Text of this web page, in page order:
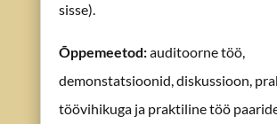
sisse).
Õppemeetod:auditoorne töö,
demonstatsioonid, diskussioon,
töövihikuga ja praktiline töö